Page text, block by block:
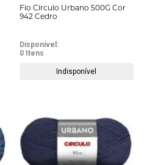
Fio Circulo Urbano 500G Cor
942 Cedro
Disponível:
0 Itens
Indisponível